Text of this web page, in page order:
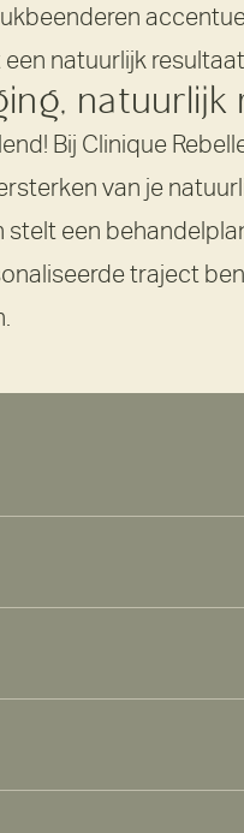
natuurlijk resultaat.
natuurlijk
Bij Clinique
van je
stelt een
traject